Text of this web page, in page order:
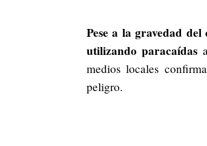
Pese a la gravedad
utilizando paracaídas
medios locales
peligro.